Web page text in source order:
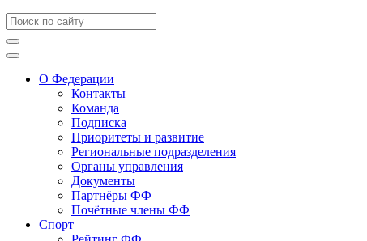
О Федерации
Контакты
Команда
Подписка
Приоритеты и развитие
Региональные подразделения
Органы управления
Документы
Партнёры ФФ
Почётные члены ФФ
Спорт